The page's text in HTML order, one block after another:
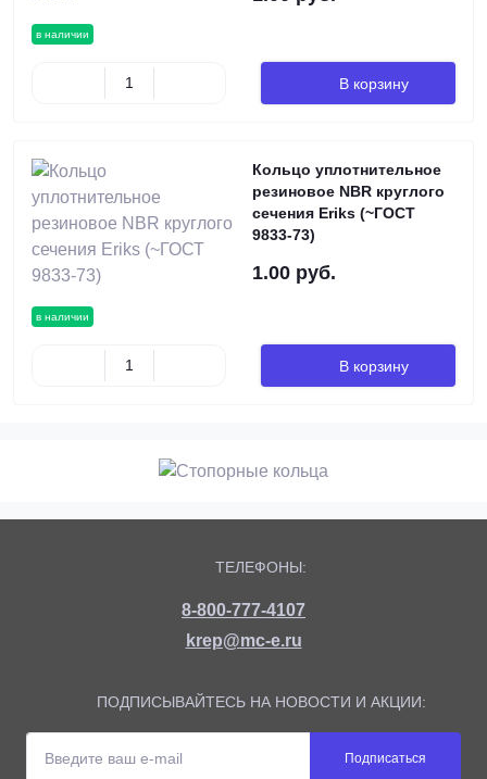
в наличии
В корзину
в наличии
Кольцо уплотнительное
резиновое NBR круглого
сечения Eriks (~ГОСТ
9833-73)
1.00 руб.
В корзину
ТЕЛЕФОНЫ:
8-800-777-4107
krep@mc-e.ru
ПОДПИСЫВАЙТЕСЬ НА НОВОСТИ И АКЦИИ:
Подписаться